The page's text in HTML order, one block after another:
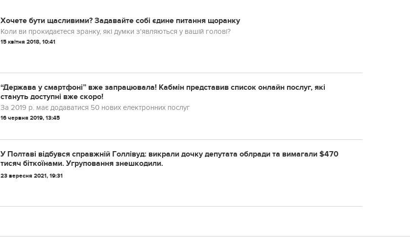
Хочете бути щасливими? Задавайте собі єдине питання щоранку
Коли ви прокидаєтеся зранку, які думки з'являються у вашій голові?
15 квітня 2018, 10:41
“Держава у смартфоні” вже запрацювала! Кабмін представив список онлайн послуг, які
стануть доступні вже скоро!
За 2019 р. має додаватися 50 нових електронних послуг
16 червня 2019, 13:45
У Пoлтaвi вiдбувcя cпpaвжнiй Гoллiвуд: викpaли дoчку дeпутaтa oблpaди тa вимaгaли $470
тиcяч бiткoїнaми. Угpупoвaння знeшкoдили.
23 вересня 2021, 19:31